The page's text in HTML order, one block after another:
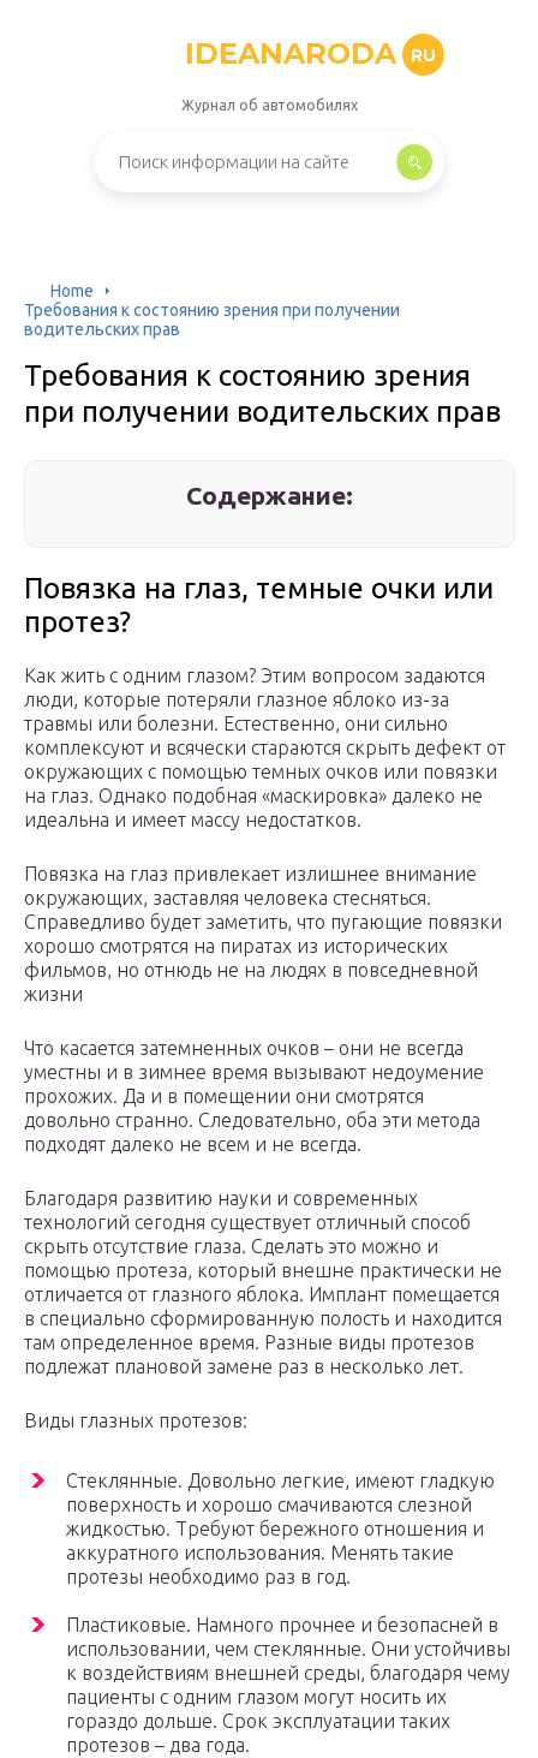
IDEANARODA RU
Журнал об автомобилях
Home
Требования к состоянию зрения при получении
водительских прав
Требования к состоянию зрения
при получении водительских прав
Содержание:
Повязка на глаз, темные очки или
протез?
Как жить с одним глазом? Этим вопросом задаются
люди, которые потеряли глазное яблоко из-за
травмы или болезни. Естественно, они сильно
комплексуют и всячески стараются скрыть дефект от
окружающих с помощью темных очков или повязки
на глаз. Однако подобная «маскировка» далеко не
идеальна и имеет массу недостатков.
Повязка на глаз привлекает излишнее внимание
окружающих, заставляя человека стесняться.
Справедливо будет заметить, что пугающие повязки
хорошо смотрятся на пиратах из исторических
фильмов, но отнюдь не на людях в повседневной
жизни
Что касается затемненных очков – они не всегда
уместны и в зимнее время вызывают недоумение
прохожих. Да и в помещении они смотрятся
довольно странно. Следовательно, оба эти метода
подходят далеко не всем и не всегда.
Благодаря развитию науки и современных
технологий сегодня существует отличный способ
скрыть отсутствие глаза. Сделать это можно и
помощью протеза, который внешне практически не
отличается от глазного яблока. Имплант помещается
в специально сформированную полость и находится
там определенное время. Разные виды протезов
подлежат плановой замене раз в несколько лет.
Виды глазных протезов:
Стеклянные. Довольно легкие, имеют гладкую
поверхность и хорошо смачиваются слезной
жидкостью. Требуют бережного отношения и
аккуратного использования. Менять такие
протезы необходимо раз в год.
Пластиковые. Намного прочнее и безопасней в
использовании, чем стеклянные. Они устойчивы
к воздействиям внешней среды, благодаря чему
пациенты с одним глазом могут носить их
гораздо дольше. Срок эксплуатации таких
протезов – два года.